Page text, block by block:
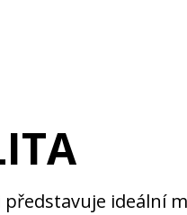
představuje ideální